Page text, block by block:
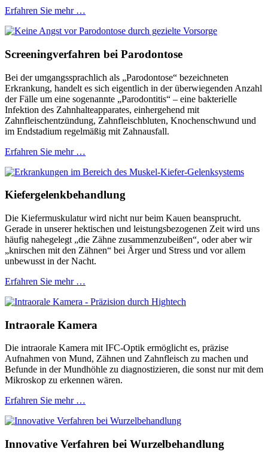
Erfahren Sie mehr …
Screeningverfahren bei Parodontose
Bei der umgangssprachlich als „Parodontose“ bezeichneten
Erkrankung, handelt es sich eigentlich in der überwiegenden Anzahl
der Fälle um eine sogenannte „Parodontitis“ – eine bakterielle
Infektion des Zahnhalteapparates, einhergehend mit
Zahnfleischentzündung, Zahnfleischbluten, Knochenschwund und
im Endstadium regelmäßig mit Zahnausfall.
Erfahren Sie mehr …
Kiefergelenkbehandlung
Die Kiefermuskulatur wird nicht nur beim Kauen beansprucht.
Gerade in unserer hektischen und leistungsbezogenen Zeit wird uns
häufig nahegelegt „die Zähne zusammenzubeißen“, oder aber wir
„knirschen mit den Zähnen“ bei Ärger und Stress und vor allem
unbewusst in der Nacht.
Erfahren Sie mehr …
Intraorale Kamera
Die intraorale Kamera mit IFC-Optik ermöglicht es, präzise
Aufnahmen von Mund, Zähnen und Zahnfleisch zu machen und
Befunde in der Mundhöhle zu diagnostizieren, die sonst nur mit dem
Mikroskop zu erkennen wären.
Erfahren Sie mehr …
Innovative Verfahren bei Wurzelbehandlung